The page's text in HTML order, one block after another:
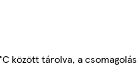
között tárolva, a csomagolás